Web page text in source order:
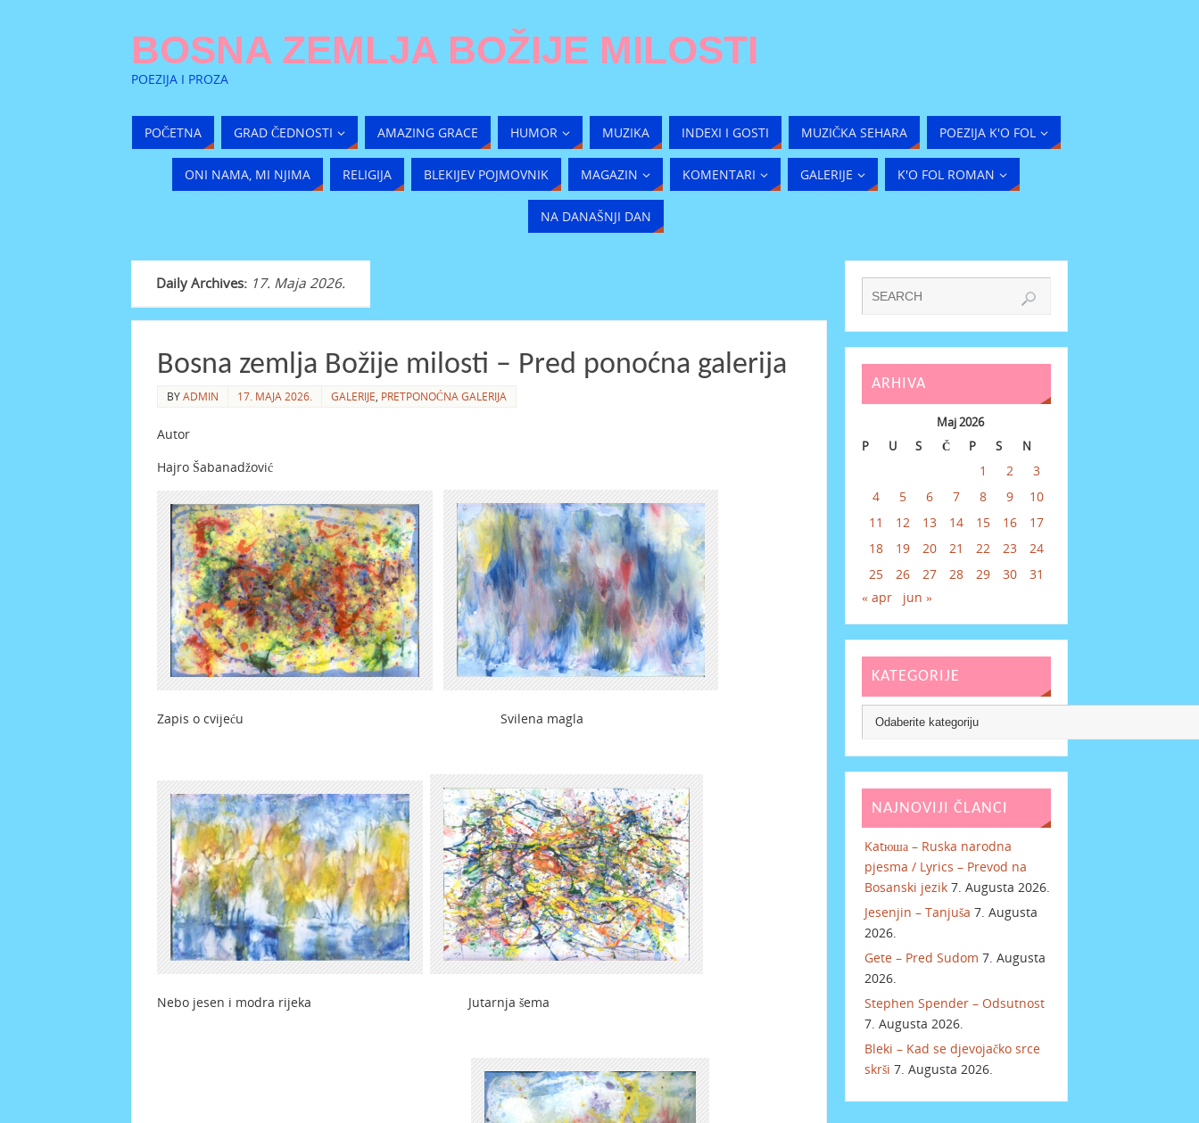
BOSNA ZEMLJA BOŽIJE MILOSTI
POEZIJA I PROZA
POČETNA GRAD ČEDNOSTI AMAZING GRACE HUMOR MUZIKA INDEXI I GOSTI MUZIČKA SEHARA POEZIJA K'O FOL
ONI NAMA, MI NJIMA RELIGIJA BLEKIJEV POJMOVNIK MAGAZIN KOMENTARI GALERIJE K'O FOL ROMAN
NA DANAŠNJI DAN
Daily Archives: 17. Maja 2026.
Bosna zemlja Božije milosti – Pred ponoćna galerija
BYADMIN 17. MAJA 2026. GALERIJE PRETPONOĆNA GALERIJA
Autor
Hajro Šabanadžović
Zapis o cvijeću Svilena magla
Nebo jesen i modra rijeka Jutarnja šema
ARHIVA
Maj 2026
P
U S Č P S N
1 2
3
4
5 6 7 8 9
10
11
12 13 14 15 16
17
18
19 20 21 22 23
24
25
26 27 28 29 30
31
« apr
jun »
KATEGORIJE
NAJNOVIJI ČLANCI
Katюша – Ruska narodna
pjesma / Lyrics – Prevod na
Bosanski jezik 7. Augusta 2026.
Jesenjin – Tanjuša 7. Augusta
2026.
Gete – Pred Sudom 7. Augusta
2026.
Stephen Spender – Odsutnost
7. Augusta 2026.
Bleki – Kad se djevojačko srce
skrši 7. Augusta 2026.